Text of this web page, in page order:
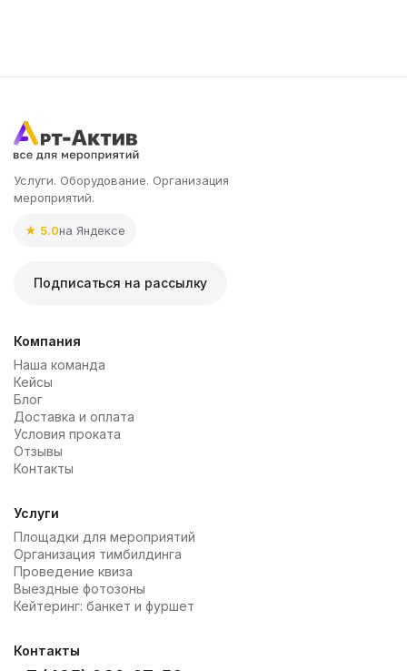
Услуги. Оборудование. Организация
мероприятий.
★ 5.0на Яндексе
Подписаться на рассылку
Компания
Наша команда
Кейсы
Блог
Доставка и оплата
Условия проката
Отзывы
Контакты
Услуги
Площадки для мероприятий
Организация тимбилдинга
Проведение квиза
Выездные фотозоны
Кейтеринг: банкет и фуршет
Контакты